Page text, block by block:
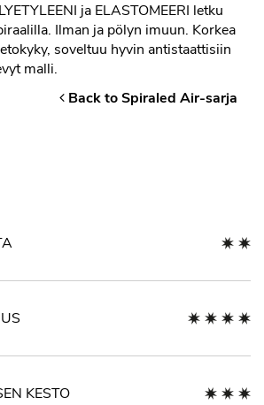
ja ELASTOMEERI letku
Ilman ja pölyn imuun. Korkea
soveltuu hyvin antistaattisiin
malli.
Back to Spiraled Air-sarja
KESTO